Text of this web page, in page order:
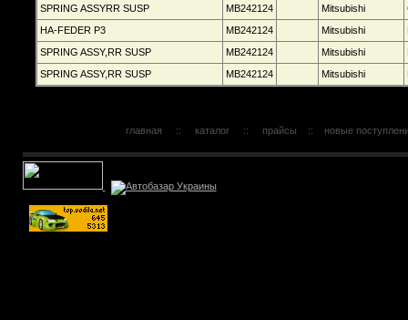
SPRING ASSYRR SUSP MB242124 Mitsubishi
HA-FEDER P3
MB242124 Mitsubishi
SPRING ASSY,RR SUSP
MB242124 Mitsubishi
SPRING ASSY,RR SUSP
MB242124 Mitsubishi
главная :: каталог:: прайсы :: новые